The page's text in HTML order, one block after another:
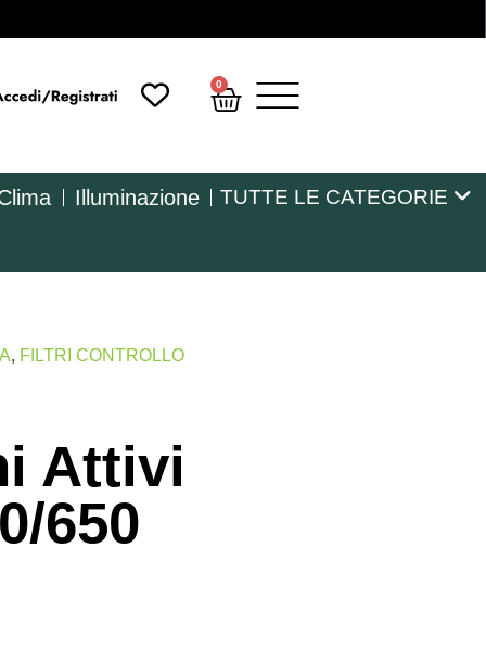
0
Illuminazione TUTTE LE CATEGORIE
, FILTRI CONTROLLO
Attivi
650